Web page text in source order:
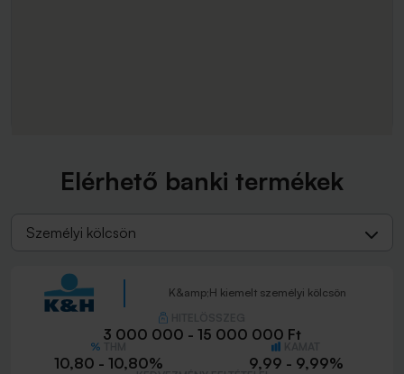
Elérhető banki termékek
Személyi kölcsön
K&amp;H kiemelt személyi kölcsön
3 000 000 - 15 000 000 Ft
10,80 - 10,80% 9,99 - 9,99%